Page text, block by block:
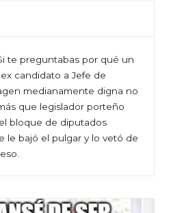
te preguntabas por qué un
candidato a Jefe de
medianamente digna no
que legislador porteño
bloque de diputados
le bajó el pulgar y lo vetó de